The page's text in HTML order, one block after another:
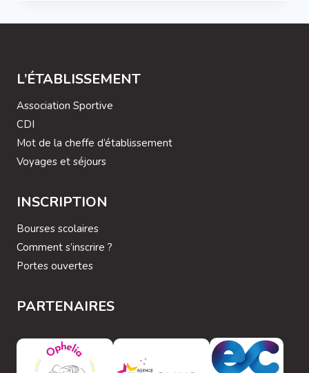
L’ÉTABLISSEMENT
Association Sportive
CDI
Mot de la cheffe d’établissement
Voyages et séjours
INSCRIPTION
Bourses scolaires
Comment s’inscrire ?
Portes ouvertes
PARTENAIRES